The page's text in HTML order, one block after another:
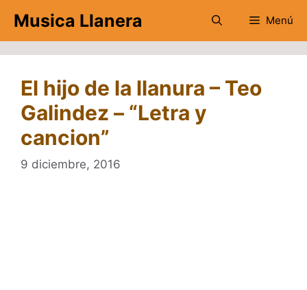
contenido
Musica Llanera Menú
El hijo de la llanura – Teo
Galindez – “Letra y
cancion”
9 diciembre, 2016